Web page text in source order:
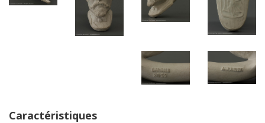
Caractéristiques